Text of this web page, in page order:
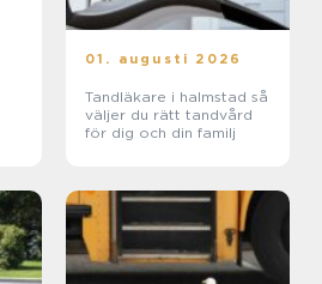
01. augusti 2026
Tandläkare i halmstad så
väljer du rätt tandvård
för dig och din familj